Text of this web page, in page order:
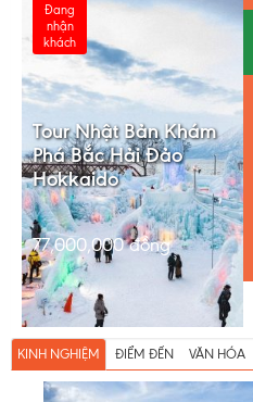
Đang
nhận
khách
Tour Nhật Bản Khám
Phá Bắc Hải Đảo
Hokkaido
77,000,000đồng
KINH NGHIỆM ĐIỂM ĐẾN VĂN HÓA